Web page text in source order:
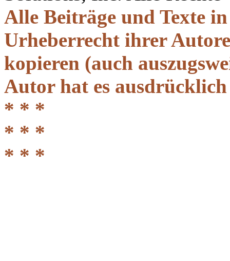
Alle Beiträge und Texte
Urheberrecht ihrer
kopieren (auch
Autor hat es
* * *
* * *
* * *